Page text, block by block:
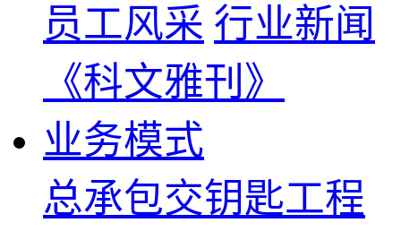
员工风采 行业新闻
《科文雅刊》
业务模式
总承包交钥匙工程